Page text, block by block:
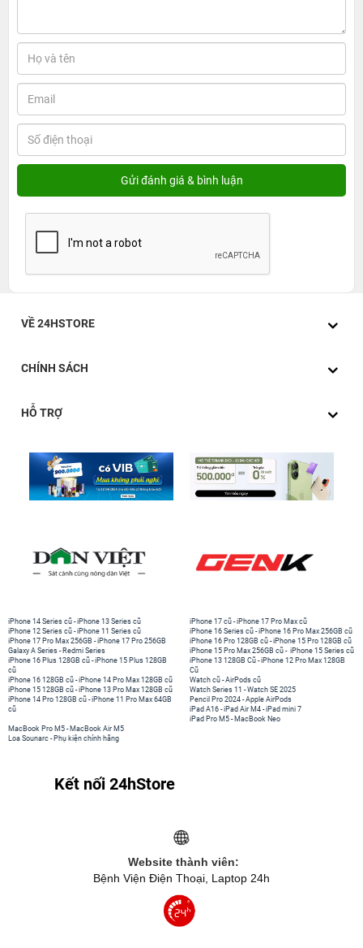
VỀ 24HSTORE
CHÍNH SÁCH
HỖ TRỢ
iPhone 14 Series cũ -iPhone 13 Series cũ
iPhone 12 Series cũ -iPhone 11 Series cũ
iPhone 17 Pro Max 256GB -iPhone 17 Pro 256GB
Galaxy A Series - Redmi Series
iPhone 17 cũ -iPhone 17 Pro Max cũ
iPhone 16 Series cũ - iPhone 16 Pro Max 256GB cũ
iPhone 16 Pro 128GB cũ -iPhone 15 Pro 128GB cũ
iPhone 15 Pro Max 256GB cũ - iPhone 15 Series cũ
iPhone 16 Plus 128GB cũ -iPhone 15 Plus 128GB
cũ
iPhone 16 128GB cũ -iPhone 14 Pro Max 128GB cũ
iPhone 15 128GB cũ -iPhone 13 Pro Max 128GB cũ
iPhone 14 Pro 128GB cũ -iPhone 11 Pro Max 64GB
cũ
iPhone 13 128GB Cũ -iPhone 12 Pro Max 128GB
Cũ
Watch cũ -AirPods cũ
Watch Series 11 -Watch SE 2025
Pencil Pro 2024 -Apple AirPods
iPad A16 -iPad Air M4 -iPad mini 7
iPad Pro M5 - MacBook Neo
MacBook Pro M5 - MacBook Air M5
Loa Sounarc - Phụ kiện chính hãng
Kết nối 24hStore
Website thành viên:
Bệnh Viện Điện Thoại, Laptop 24h